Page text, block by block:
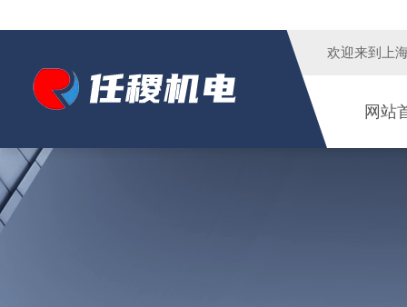
欢迎来到 上
网站